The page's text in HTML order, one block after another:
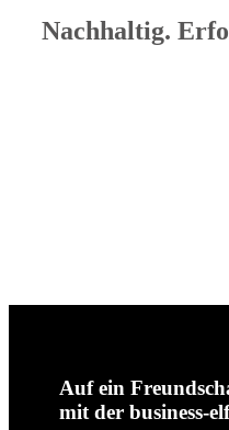
Nachhaltig.
Auf ein
mit der business-